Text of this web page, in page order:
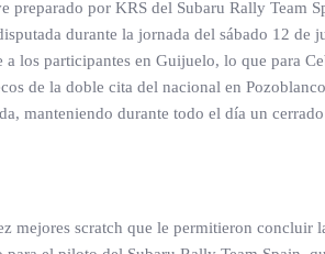
por KRS del Subaru Rally Team
durante la jornada del sábado 12 de
los participantes en Guijuelo, lo que para
de la doble cita del nacional en
manteniendo durante todo el día un
mejores scratch que le permitieron concluir